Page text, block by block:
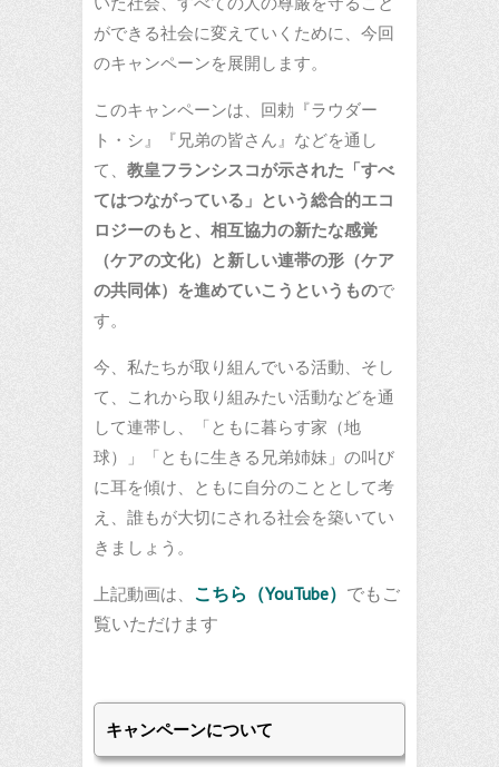
ができる社会に変えていくために、今回
のキャンペーンを展開します。
このキャンペーンは、回勅『ラウダー
ト・シ』『兄弟の皆さん』などを通し
て、 教皇フランシスコが示された「すべ
てはつながっている」という総合的エコ
ロジーのもと、相互協力の新たな感覚
（ケアの文化）と新しい連帯の形（ケア
の共同体）を進めていこうというもので
す。
今、私たちが取り組んでいる活動、そし
て、これから取り組みたい活動などを通
して連帯し、「ともに暮らす家（地
球）」「ともに生きる兄弟姉妹」の叫び
に耳を傾け、ともに自分のこととして考
え、誰もが大切にされる社会を築いてい
きましょう。
上記動画は、 こちら（YouTube） でもご
覧いただけます
キャンペーンについて